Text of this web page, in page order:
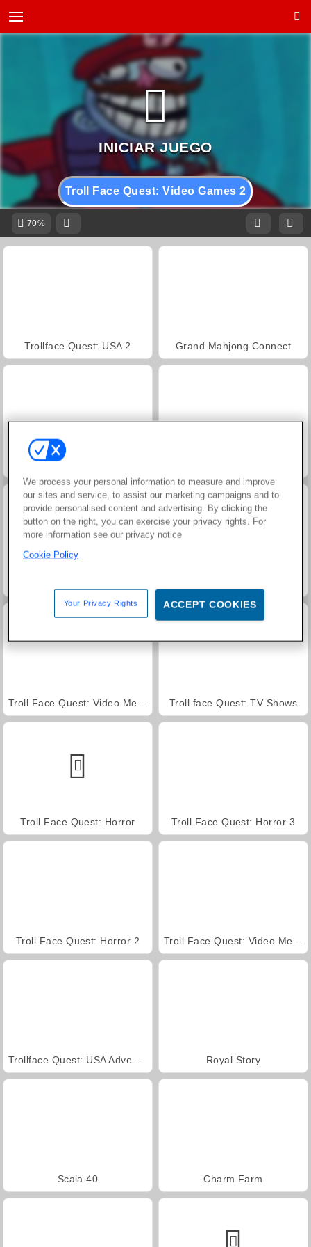
Troll Face Quest: Video Games 2
70%
Trollface Quest: USA 2 Grand Mahjong Connect
Juice Merge
Troll face Quest: TV Shows
Troll Face Quest: Horror Troll Face Quest: Horror 3
Troll Face Quest: Horror 2
Royal Story
Scala 40 Charm Farm
We process your personal information to measure and improve
our sites and service, to assist our marketing campaigns and to
provide personalised content and advertising. By clicking the
button on the right, you can exercise your privacy rights. For
more information see our privacy notice
Cookie Policy
Your Privacy Rights ACCEPT COOKIES